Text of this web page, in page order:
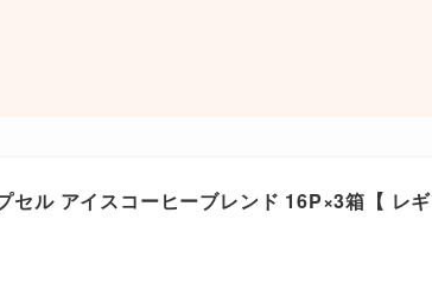
セル アイスコーヒーブレンド 16P×3箱【 レギ